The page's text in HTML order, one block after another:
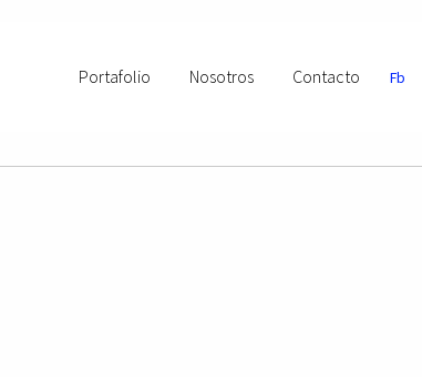
Portafolio Nosotros Contacto Fb